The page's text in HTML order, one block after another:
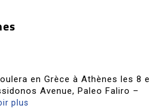
en Grèce à Athènes les 8
Avenue, Paleo Faliro –
plus